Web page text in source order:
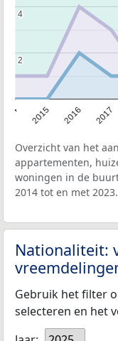
2015 2016 2017
2
2
4
4
Overzicht van het
appartementen,
woningen in de
2014 tot en met 2023.
Nationaliteit:
Gebruik het filter
selecteren en het